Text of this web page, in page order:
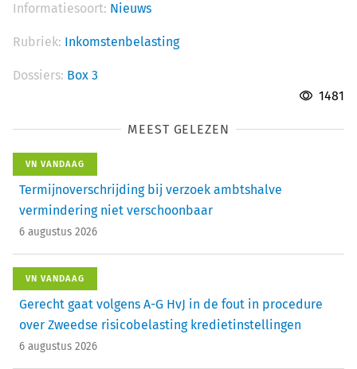
Informatiesoort: Nieuws
Rubriek: Inkomstenbelasting
Dossiers: Box 3
1481
MEEST GELEZEN
VN VANDAAG
Termijnoverschrijding bij verzoek ambtshalve
vermindering niet verschoonbaar
6 augustus 2026
VN VANDAAG
Gerecht gaat volgens A-G HvJ in de fout in procedure
over Zweedse risicobelasting kredietinstellingen
6 augustus 2026